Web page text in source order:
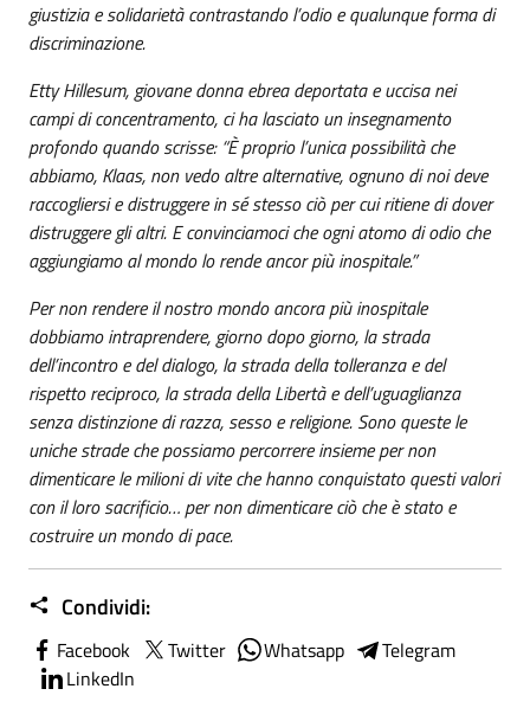
giustizia e solidarietà contrastando l’odio e qualunque forma di
discriminazione.
Etty Hillesum, giovane donna ebrea deportata e uccisa nei
campi di concentramento, ci ha lasciato un insegnamento
profondo quando scrisse: “È proprio l’unica possibilità che
abbiamo, Klaas, non vedo altre alternative, ognuno di noi deve
raccogliersi e distruggere in sé stesso ciò per cui ritiene di dover
distruggere gli altri. E convinciamoci che ogni atomo di odio che
aggiungiamo al mondo lo rende ancor più inospitale.”
Per non rendere il nostro mondo ancora più inospitale
dobbiamo intraprendere, giorno dopo giorno, la strada
dell’incontro e del dialogo, la strada della tolleranza e del
rispetto reciproco, la strada della Libertà e dell’uguaglianza
senza distinzione di razza, sesso e religione. Sono queste le
uniche strade che possiamo percorrere insieme per non
dimenticare le milioni di vite che hanno conquistato questi valori
con il loro sacrificio… per non dimenticare ciò che è stato e
costruire un mondo di pace.
Condividi:
Facebook Twitter Whatsapp
Telegram
LinkedIn